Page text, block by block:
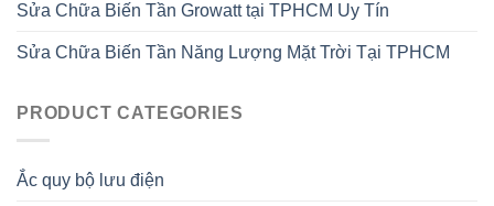
Sửa Chữa Biến Tần Growatt tại TPHCM Uy Tín
Sửa Chữa Biến Tần Năng Lượng Mặt Trời Tại TPHCM
PRODUCT CATEGORIES
Ắc quy bộ lưu điện